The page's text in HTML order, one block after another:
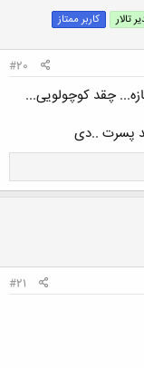
تالار کاربر ممتاز
#20
چقد کوچولویی...
پسرت ..دی
#21